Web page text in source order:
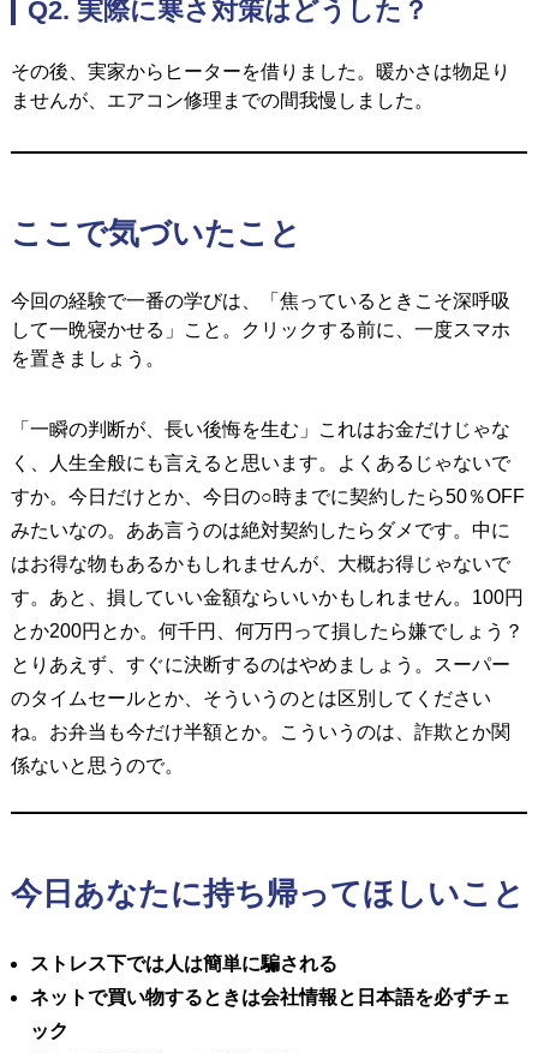
Q2. 実際に寒さ対策はどうした？
その後、実家からヒーターを借りました。暖かさは物足り
ませんが、エアコン修理までの間我慢しました。
ここで気づいたこと
今回の経験で一番の学びは、「焦っているときこそ深呼吸
して一晩寝かせる」こと。
クリックする前に、一度スマホ
を置きましょう。
「一瞬の判断が、長い後悔を生む」
これはお金だけじゃな
く、人生全般にも言えると思います。
よくあるじゃないで
すか。今日だけとか、今日の○時までに契約したら50％OFF
みたいなの。ああ言うのは絶対契約したらダメです。中に
はお得な物もあるかもしれませんが、大概お得じゃないで
す。 あと、損していい金額ならいいかもしれません。100円
とか200円とか。 何千円、何万円って損したら嫌でしょう？
とりあえず、すぐに決断するのはやめましょう。
スーパー
のタイムセールとか、そういうのとは区別してください
ね。お弁当も今だけ半額とか。こういうのは、詐欺とか関
係ないと思うので。
今日あなたに持ち帰ってほしいこと
ストレス下では人は簡単に騙される
ネットで買い物するときは会社情報と日本語を必ずチェ
ック